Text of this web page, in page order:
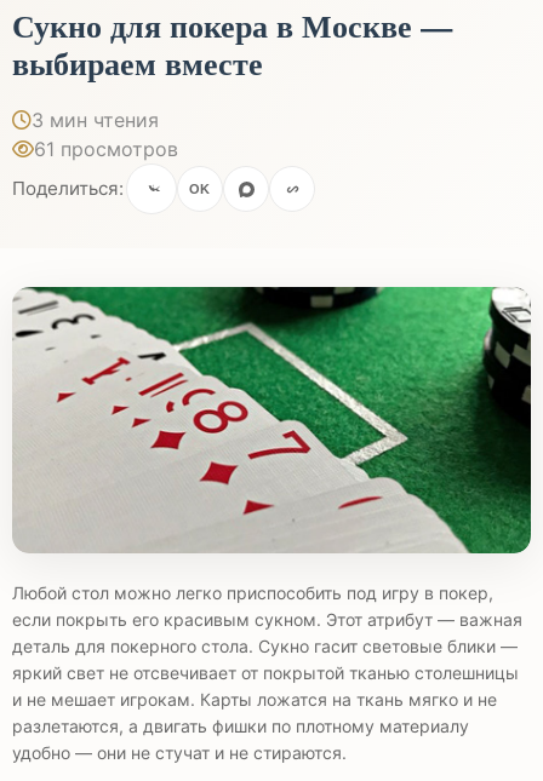
Сукно для покера в Москве —
выбираем вместе
3 мин чтения
61 просмотров
Поделиться: OK
Любой стол можно легко приспособить под игру в покер,
если покрыть его красивым сукном. Этот атрибут — важная
деталь для покерного стола. Сукно гасит световые блики —
яркий свет не отсвечивает от покрытой тканью столешницы
и не мешает игрокам. Карты ложатся на ткань мягко и не
разлетаются, а двигать фишки по плотному материалу
удобно — они не стучат и не стираются.